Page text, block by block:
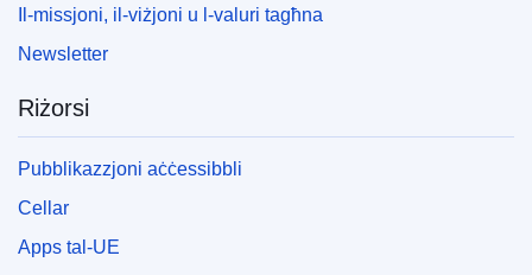
Il-missjoni, il-viżjoni u l-valuri tagħna
Newsletter
Riżorsi
Pubblikazzjoni aċċessibbli
Cellar
Apps tal-UE